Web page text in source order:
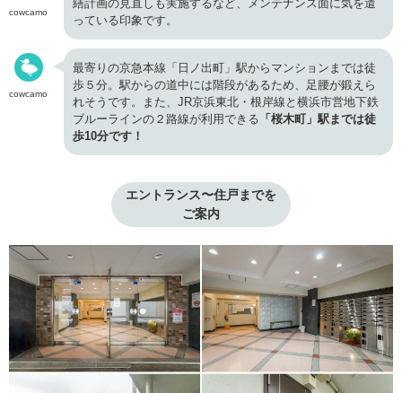
cowcamo
繕計画の見直しも実施するなど、メンテナンス面に気を遣
っている印象です。
cowcamo
最寄りの京急本線「日ノ出町」駅からマンションまでは徒
歩５分。駅からの道中には階段があるため、足腰が鍛えら
れそうです。また、JR京浜東北・根岸線と横浜市営地下鉄
ブルーラインの２路線が利用できる 「桜木町」駅までは徒
歩10分です！
エントランス〜住戸までを
ご案内